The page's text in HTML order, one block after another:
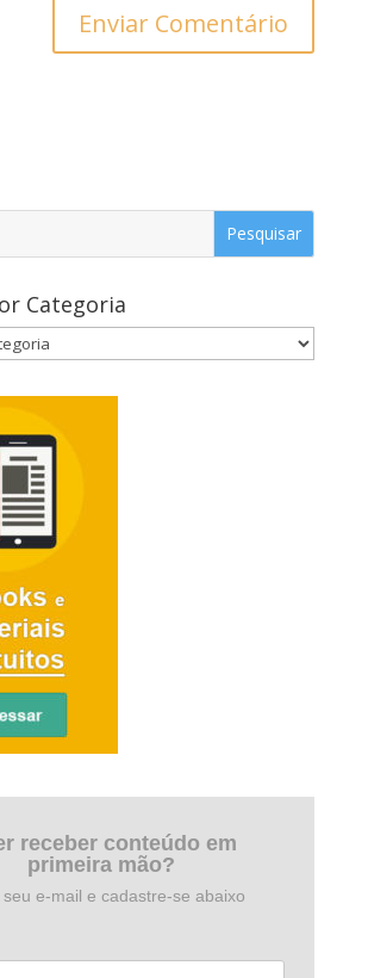
Categoria
receber conteúdo em
primeira mão?
seu e-mail e cadastre-se abaixo